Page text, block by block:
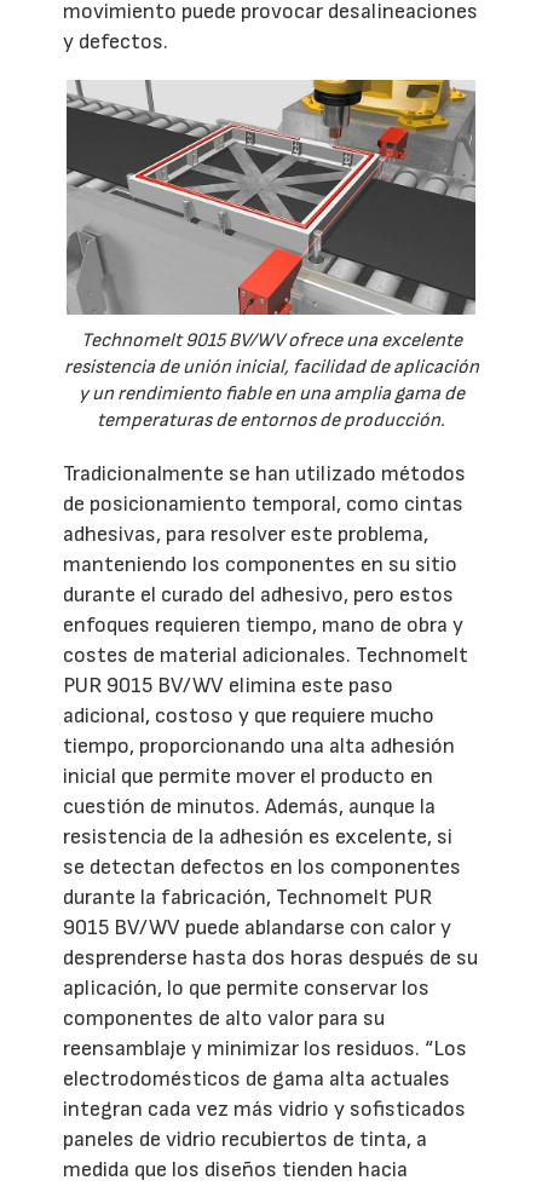
movimiento puede provocar desalineaciones
y defectos.
Technomelt 9015 BV/WV ofrece una excelente
resistencia de unión inicial, facilidad de aplicación
y un rendimiento fiable en una amplia gama de
temperaturas de entornos de producción.
Tradicionalmente se han utilizado métodos
de posicionamiento temporal, como cintas
adhesivas, para resolver este problema,
manteniendo los componentes en su sitio
durante el curado del adhesivo, pero estos
enfoques requieren tiempo, mano de obra y
costes de material adicionales. Technomelt
PUR 9015 BV/WV elimina este paso
adicional, costoso y que requiere mucho
tiempo, proporcionando una alta adhesión
inicial que permite mover el producto en
cuestión de minutos. Además, aunque la
resistencia de la adhesión es excelente, si
se detectan defectos en los componentes
durante la fabricación, Technomelt PUR
9015 BV/WV puede ablandarse con calor y
desprenderse hasta dos horas después de su
aplicación, lo que permite conservar los
componentes de alto valor para su
reensamblaje y minimizar los residuos. “Los
electrodomésticos de gama alta actuales
integran cada vez más vidrio y sofisticados
paneles de vidrio recubiertos de tinta, a
medida que los diseños tienden hacia